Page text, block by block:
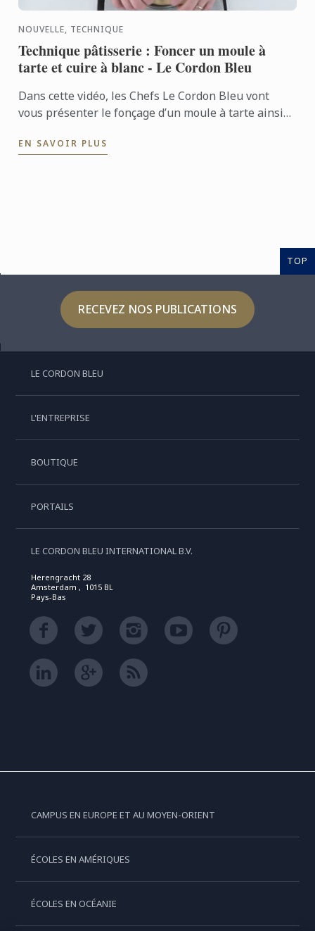
NOUVELLE, TECHNIQUE
Technique pâtisserie : Foncer un moule à
tarte et cuire à blanc - Le Cordon Bleu
Dans cette vidéo, les Chefs Le Cordon Bleu vont
vous présenter le fonçage d’un moule à tarte ainsi
EN SAVOIR PLUS
TOP
RECEVEZ NOS PUBLICATIONS
LE CORDON BLEU
L'ENTREPRISE
BOUTIQUE
PORTAILS
LE CORDON BLEU INTERNATIONAL B.V.
Herengracht 28
Amsterdam , 1015 BL
Pays-Bas
CAMPUS EN EUROPE ET AU MOYEN-ORIENT
ÉCOLES EN AMÉRIQUES
ÉCOLES EN OCÉANIE